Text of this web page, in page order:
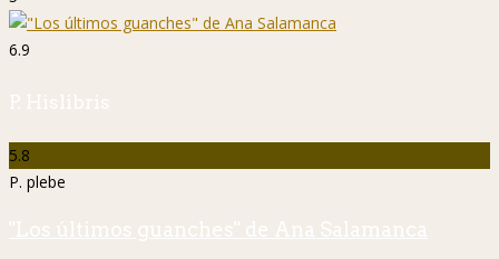
6.9
P. Hislibris
5.8
P. plebe
"Los últimos guanches" de Ana Salamanca